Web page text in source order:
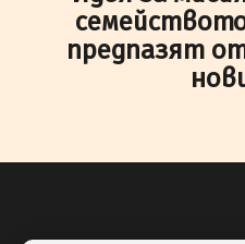
предпазят